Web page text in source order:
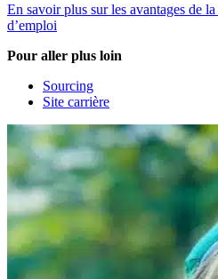
En savoir plus sur les avantages de
d’emploi
Pour aller plus loin
Sourcing
Site carrière